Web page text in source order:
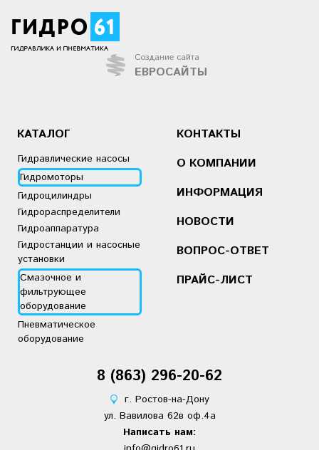
Создание сайта
ЕВРОСАЙТЫ
КАТАЛОГ
Гидравлические насосы
Гидромоторы
Гидроцилиндры
Гидрораспределители
Гидроаппаратура
Гидростанции и насосные
установки
Смазочное и
фильтрующее
оборудование
Пневматическое
оборудование
КОНТАКТЫ
О КОМПАНИИ
ИНФОРМАЦИЯ
НОВОСТИ
ВОПРОС-ОТВЕТ
ПРАЙС-ЛИСТ
8 (863) 296-20-62
г. Ростов-на-Дону
ул. Вавилова 62в оф.4а
Написать нам: